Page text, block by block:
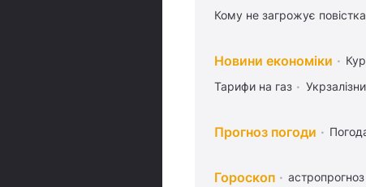
Кому не загрожує
Новини економіки
Тарифи на газ
Прогноз погоди
Гороскоп